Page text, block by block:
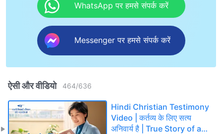
WhatsApp पर हमसे संपर्क करें
Messenger पर हमसे संपर्क करें
ऐसी और वीडियो 464/636
Hindi Christian Testimony
Video | कर्तव्य के लिए सत्य
अनिवार्य है | True Story of a